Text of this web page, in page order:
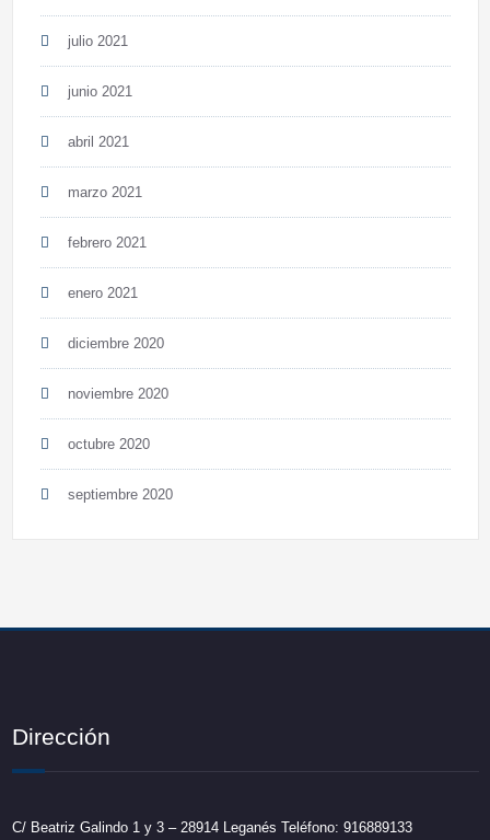
julio 2021
junio 2021
abril 2021
marzo 2021
febrero 2021
enero 2021
diciembre 2020
noviembre 2020
octubre 2020
septiembre 2020
Dirección
C/ Beatriz Galindo 1 y 3 – 28914 Leganés Teléfono: 916889133